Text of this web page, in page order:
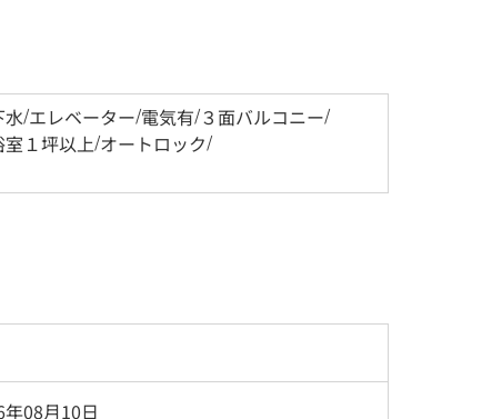
水/エレベーター/電気有/３面バルコニー/
室１坪以上/オートロック/
08月10日